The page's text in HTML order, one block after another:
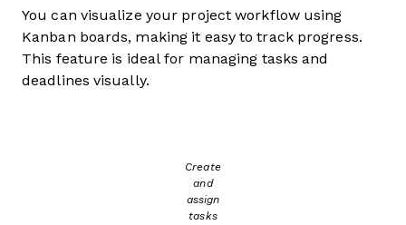
You can visualize your project workflow using
Kanban boards, making it easy to track progress.
This feature is ideal for managing tasks and
deadlines visually.
Create
and
assign
tasks